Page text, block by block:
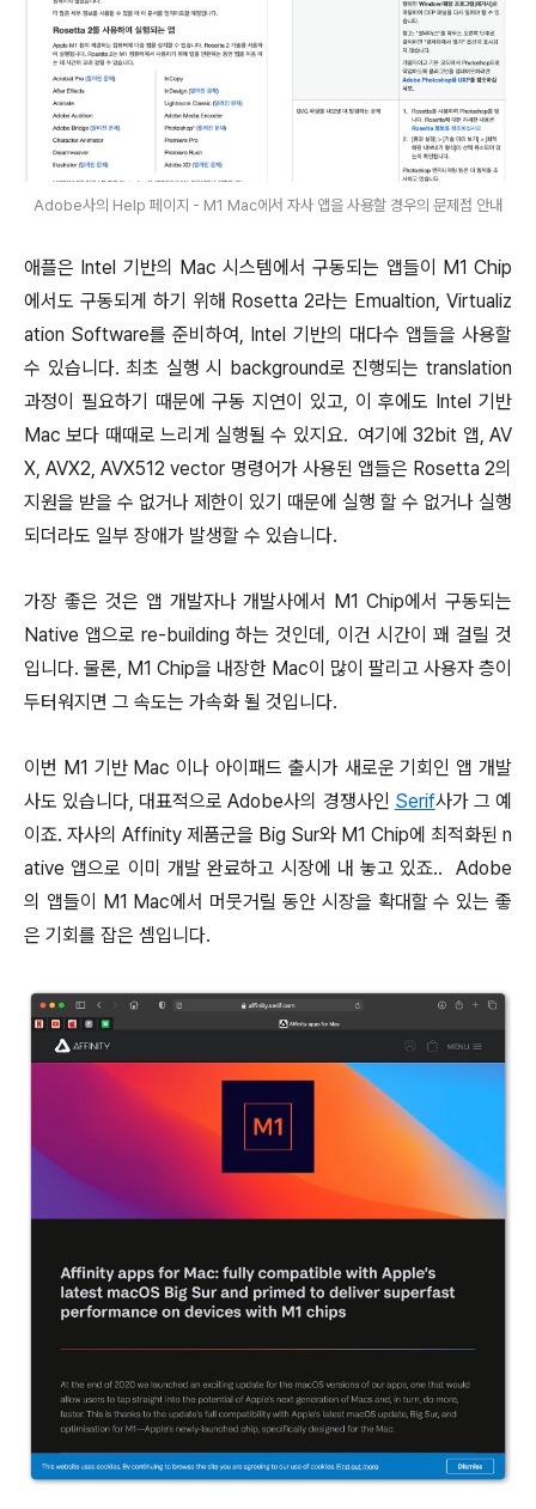
Adobe사의 Help 페이지 - M1 Mac에서 자사 앱을 사용할 경우의 문제점 안내
애플은 Intel 기반의 Mac 시스템에서 구동되는 앱들이 M1 Chip
에서도 구동되게 하기 위해 Rosetta 2라는 Emualtion, Virtualiz
ation Software를 준비하여, Intel 기반의 대다수 앱들을 사용할
수 있습니다. 최초 실행 시 background로 진행되는 translation
과정이 필요하기 때문에 구동 지연이 있고, 이 후에도 Intel 기반
Mac 보다 때때로 느리게 실행될 수 있지요. 여기에 32bit 앱, AV
X, AVX2, AVX512 vector 명령어가 사용된 앱들은 Rosetta 2의
지원을 받을 수 없거나 제한이 있기 때문에 실행 할 수 없거나 실행
되더라도 일부 장애가 발생할 수 있습니다.
가장 좋은 것은 앱 개발자나 개발사에서 M1 Chip에서 구동되는
Native 앱으로 re-building 하는 것인데, 이건 시간이 꽤 걸릴 것
입니다. 물론, M1 Chip을 내장한 Mac이 많이 팔리고 사용자 층이
두터워지면 그 속도는 가속화 될 것입니다.
이번 M1 기반 Mac 이나 아이패드 출시가 새로운 기회인 앱 개발
사도 있습니다, 대표적으로 Adobe사의 경쟁사인 Serif사가 그 예
이죠. 자사의 Affinity 제품군을 Big Sur와 M1 Chip에 최적화된 n
ative 앱으로 이미 개발 완료하고 시장에 내 놓고 있죠.. Adobe
의 앱들이 M1 Mac에서 머뭇거릴 동안 시장을 확대할 수 있는 좋
은 기회를 잡은 셈입니다.